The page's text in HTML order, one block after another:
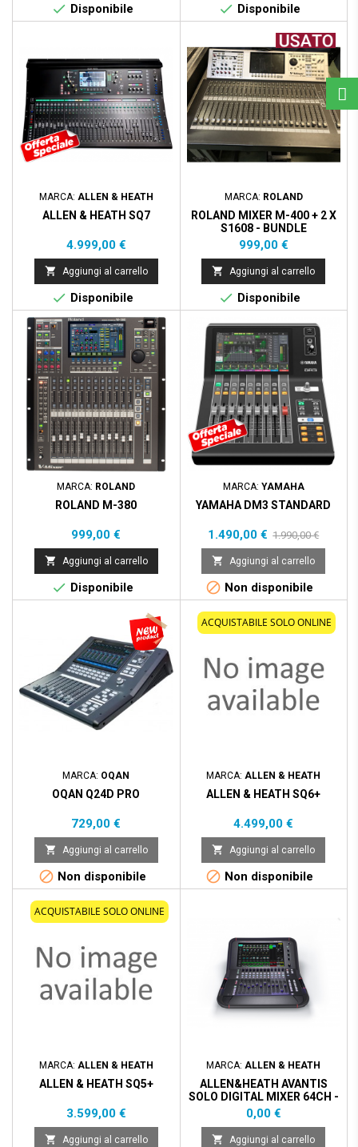
 Disponibile  Disponibile
MARCA: ALLEN & HEATH
ALLEN & HEATH SQ7
Prezzo
4.999,00 €
 Aggiungi al carrello
 Disponibile
MARCA: ROLAND
ROLAND MIXER M-400 + 2 X
S1608 - BUNDLE
Prezzo
999,00 €
 Aggiungi al carrello
 Disponibile
MARCA: ROLAND
ROLAND M-380
Prezzo
999,00 €
 Aggiungi al carrello
 Disponibile
- 500,00 €
Prezzo scontato
MARCA: YAMAHA
YAMAHA DM3 STANDARD
Prezzo
1.490,00 € Prezzo
base
1.990,00 €
 Aggiungi al carrello
 Non disponibile
MARCA: OQAN
OQAN Q24D PRO
Prezzo
729,00 €
 Aggiungi al carrello
 Non disponibile
ACQUISTABILE SOLO ONLINE
MARCA:ALLEN & HEATH
ALLEN & HEATH SQ6+
Prezzo
4.499,00 €
 Aggiungi al carrello
 Non disponibile
ACQUISTABILE SOLO ONLINE
MARCA: ALLEN & HEATH
ALLEN & HEATH SQ5+
Prezzo
3.599,00 €
 Aggiungi al carrello
MARCA: ALLEN & HEATH
ALLEN&HEATH AVANTIS
SOLO DIGITAL MIXER 64CH -
96KHZ - 12 FADER
Prezzo
0,00 €
 Aggiungi al carrello